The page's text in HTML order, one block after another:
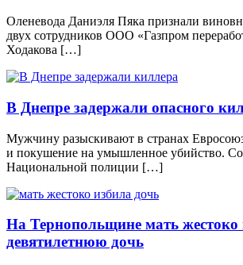
Оленевода Даниэля Пяка признали
двух сотрудников ООО «Газпром
Ходакова […]
В Днепре задержали опасного
Мужчину разыскивают в странах
и покушение на умышленное убийство.
Национальной полиции […]
На Тернопольщине мать жестоко
девятилетнюю дочь